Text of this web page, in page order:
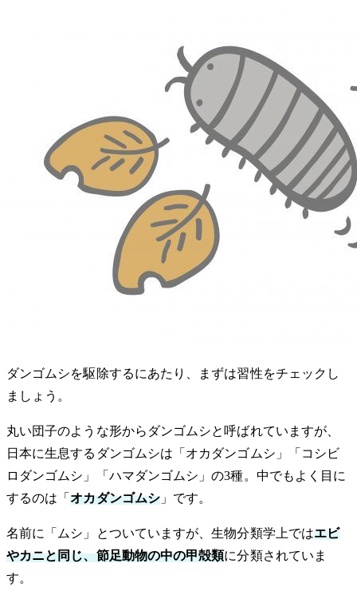
ダンゴムシを駆除するにあたり、まずは習性をチェックし
ましょう。
丸い団子のような形からダンゴムシと呼ばれていますが、
日本に生息するダンゴムシは「オカダンゴムシ」「コシビ
ロダンゴムシ」「ハマダンゴムシ」の3種。中でもよく目に
するのは「オカダンゴムシ」です。
名前に「ムシ」とついていますが、生物分類学上ではエビ
やカニと同じ、節足動物の中の甲殻類に分類されていま
す。